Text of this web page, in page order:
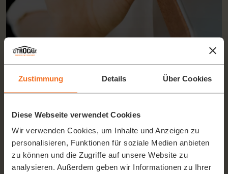
Zustimmung Details Über Cookies
Diese Webseite verwendet Cookies
Wir verwenden Cookies, um Inhalte und Anzeigen zu
personalisieren, Funktionen für soziale Medien anbieten
zu können und die Zugriffe auf unsere Website zu
analysieren. Außerdem geben wir Informationen zu Ihrer
MANUELLES PRESSEN
Über die 18-kg schweren Schwungmassen wird eine
wirkungsvolle Unterstützung für das Eintauchen der
Presselemente in die Frucht ermöglicht, so dass die Bewegung
ergonomisch ausgelegten Kraftaufwand möglich.